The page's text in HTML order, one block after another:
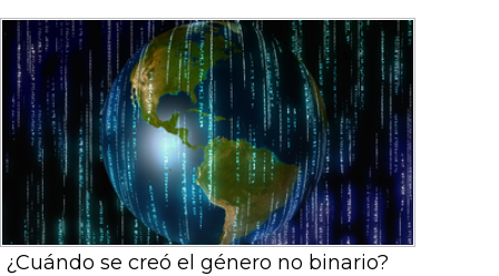
¿Cuándo se creó el género no binario?